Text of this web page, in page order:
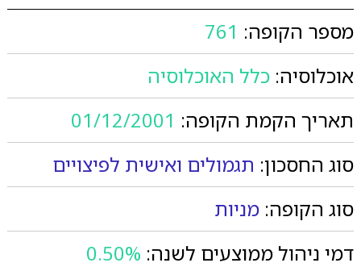
מספר הקופה: 761
אוכלוסיה: כלל האוכלוסיה
תאריך הקמת הקופה: 01/12/2001
סוג החסכון: תגמולים ואישית לפיצויים
סוג הקופה: מניות
דמי ניהול ממוצעים לשנה: 0.50%